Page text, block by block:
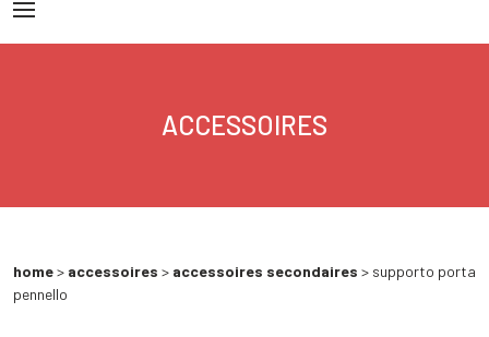
ACCESSOIRES
home> accessoires > accessoires secondaires > supporto porta
pennello